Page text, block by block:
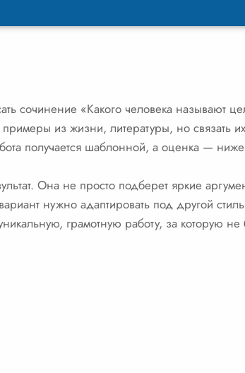
сочинение «Какого человека называют
из жизни, литературы, но связать
получается шаблонной, а оценка —
Она не просто подберет яркие
нужно адаптировать под другой
грамотную работу, за которую не